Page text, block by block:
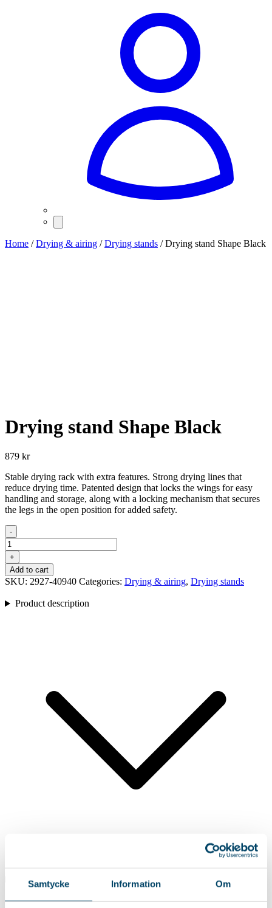
Samtycke Information Om
Home /Drying & airing /Drying stands / Drying stand Shape Black
Drying stand Shape Black
879 kr
Stable drying rack with extra features. Strong drying lines that
reduce drying time. Patented design that locks the wings for easy
handling and storage, along with a locking mechanism that secures
the legs in the open position for added safety.
-
Drying
stand
Shape
Black
quantity
+
Add to cart
SKU: 2927-40940 Categories: Drying & airing, Drying stands
Product description
Facts & figures